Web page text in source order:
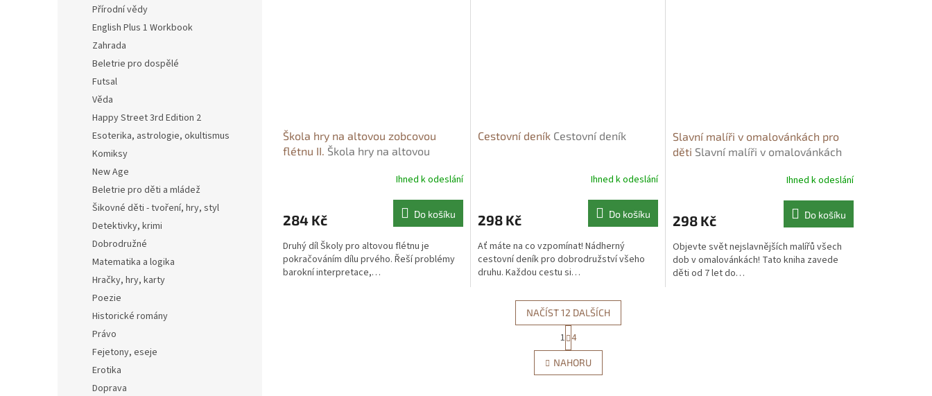
Přírodní vědy
English Plus 1 Workbook
Zahrada
Beletrie pro dospělé
Futsal
Věda
Happy Street 3rd Edition 2
Esoterika, astrologie, okultismus
Komiksy
New Age
Beletrie pro děti a mládež
Šikovné děti - tvoření, hry, styl
Detektivky, krimi
Dobrodružné
Matematika a logika
Hračky, hry, karty
Poezie
Historické romány
Právo
Fejetony, eseje
Erotika
Doprava
Škola hry na altovou zobcovou
flétnu II. Škola hry na altovou
Ihned k odeslání
284 Kč Do košíku
Druhý díl Školy pro altovou flétnu je
pokračováním dílu prvého. Řeší problémy
barokní interpretace,…
Cestovní deník Cestovní deník
Ihned k odeslání
298 Kč Do košíku
Ať máte na co vzpomínat! Nádherný
cestovní deník pro dobrodružství všeho
druhu. Každou cestu si…
Slavní malíři v omalovánkách pro
děti Slavní malíři v omalovánkách
Ihned k odeslání
298 Kč Do košíku
Objevte svět nejslavnějších malířů všech
dob v omalovánkách! Tato kniha zavede
děti od 7 let do…
O
v
l
NAČÍST 12 DALŠÍCH
t
r
á
n
1 4
NAHORU